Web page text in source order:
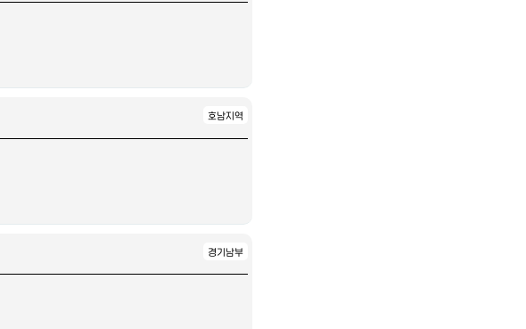
호남지역
경기남부